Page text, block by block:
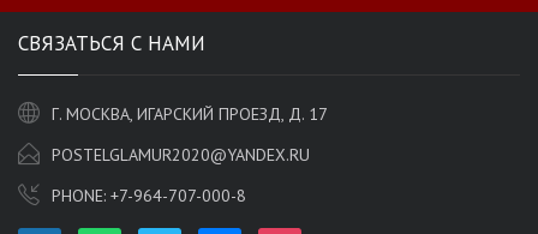
СВЯЗАТЬСЯ С НАМИ
Г. МОСКВА, ИГАРСКИЙ ПРОЕЗД, Д. 17
POSTELGLAMUR2020@YANDEX.RU
PHONE: +7-964-707-000-8